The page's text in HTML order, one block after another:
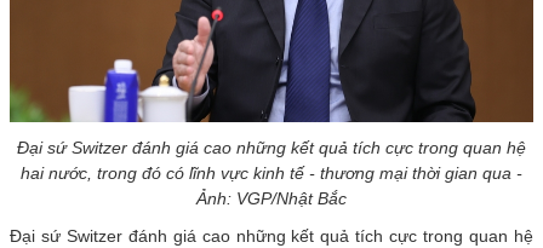
Đại sứ Switzer đánh giá cao những kết quả tích cực trong quan hệ
hai nước, trong đó có lĩnh vực kinh tế - thương mại thời gian qua -
Ảnh: VGP/Nhật Bắc
Đại sứ Switzer đánh giá cao những kết quả tích cực trong quan hệ